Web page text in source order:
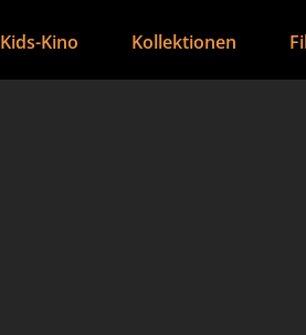
Kids-Kino Kollektionen